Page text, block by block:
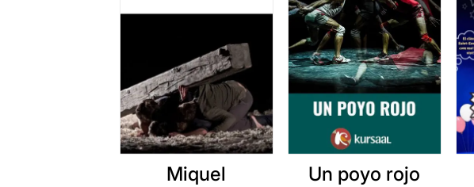
Miquel
Un poyo rojo